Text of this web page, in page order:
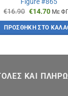
Figure #865
€16.90 Original
was:
€16.90.
€14.70Η
τιμή
είναι:
Με
ΠΡΟΣΘΉΚΗ ΣΤΟ
ΚΑΙ